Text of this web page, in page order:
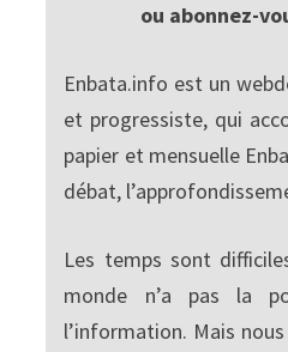
ou abonnez-
Enbata.info est un
et progressiste, qui
papier et mensuelle
débat,
Les temps sont
monde n’a pas la
l’information. Mais